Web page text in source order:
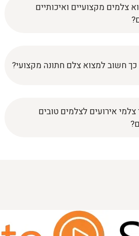
צלמים מקצועיים ואיכותיים
חשוב למצוא צלם חתונה מקצועי?
אירועים לצלמים טובים